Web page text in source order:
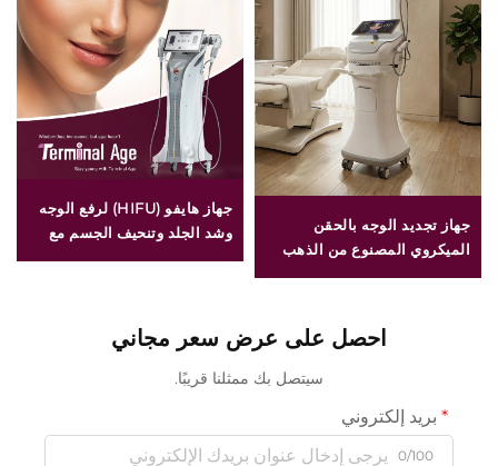
جهاز تجديد الوجه بالحقن
الميكروي المصنوع من الذهب
جهاز هايفو (HIFU) لرفع الوجه
وشد الجلد وتنحيف الجسم مع
علاج دقيق باستخدام ٤ ترددات،
احصل على عرض سعر مجاني
سيتصل بك ممثلنا قريبًا.
بريد إلكتروني
0/100